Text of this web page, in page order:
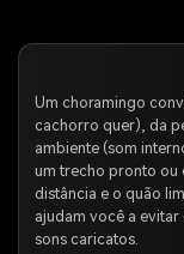
Um choramingo
cachorro quer), da
ambiente (som
um trecho pronto ou
distância e o quão
ajudam você a
sons caricatos.